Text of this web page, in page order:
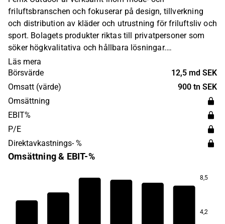
friluftsbranschen och fokuserar på design, tillverkning
och distribution av kläder och utrustning för friluftsliv och
sport. Bolagets produkter riktas till privatpersoner som
söker högkvalitativa och hållbara lösningar.
Verksamheten är global med en huvudsaklig närvaro i
Europa, Nordamerika och Asien. Fenix Outdoor
grundades 1960 och har sitt huvudkontor i Schweiz.
Läs mera
Börsvärde
12,5 md SEK
Omsatt (värde)
900 tn SEK
Omsättning
EBIT%
P/E
Direktavkastnings- %
Omsättning & EBIT-%
8,5
4,2